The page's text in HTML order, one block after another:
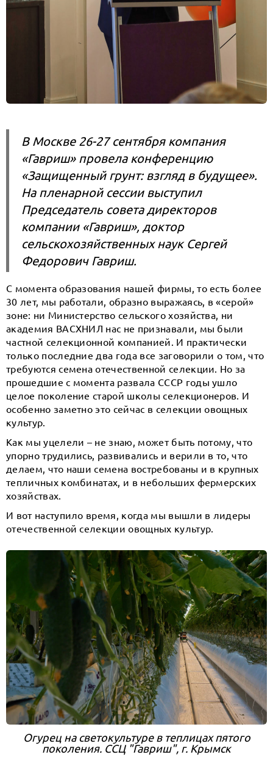
В Москве 26-27 сентября компания
«Гавриш» провела конференцию
«Защищенный грунт: взгляд в будущее».
На пленарной сессии выступил
Председатель совета директоров
компании «Гавриш», доктор
сельскохозяйственных наук Сергей
Федорович Гавриш.
С момента образования нашей фирмы, то есть более
30 лет, мы работали, образно выражаясь, в «серой»
зоне: ни Министерство сельского хозяйства, ни
академия ВАСХНИЛ нас не признавали, мы были
частной селекционной компанией. И практически
только последние два года все заговорили о том, что
требуются семена отечественной селекции. Но за
прошедшие с момента развала СССР годы ушло
целое поколение старой школы селекционеров. И
особенно заметно это сейчас в селекции овощных
культур.
Как мы уцелели – не знаю, может быть потому, что
упорно трудились, развивались и верили в то, что
делаем, что наши семена востребованы и в крупных
тепличных комбинатах, и в небольших фермерских
хозяйствах.
И вот наступило время, когда мы вышли в лидеры
отечественной селекции овощных культур.
Огурец на светокультуре в теплицах пятого
поколения. ССЦ "Гавриш", г. Крымск